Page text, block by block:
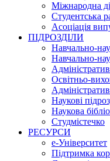
Міжнародна
Студентська
Асоціація
ПІДРОЗДІЛИ
Навчально-
Навчально-
Освітньо-
Наукові
Наукова
Студмістечко
РЕСУРСИ
е-Університет
Підтримка